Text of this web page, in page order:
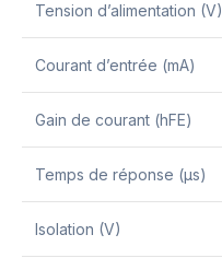
Tension d’alimentation (V)
Courant d’entrée (mA)
Gain de courant (hFE)
Temps de réponse (µs)
Isolation (V)